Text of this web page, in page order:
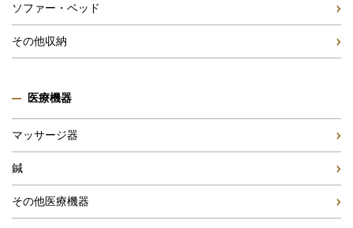
ソファー・ベッド
その他収納
医療機器
マッサージ器
鍼
その他医療機器